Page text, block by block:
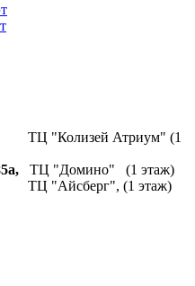
"Колизей Атриум" (1
ТЦ "Домино" (1 этаж)
"Айсберг", (1 этаж)